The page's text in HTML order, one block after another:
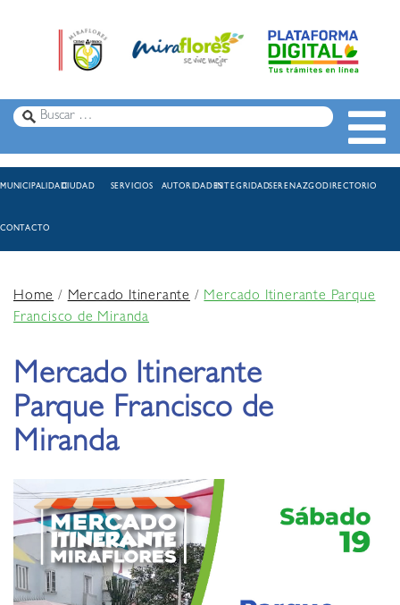
MUNICIPALIDADCIUDAD SERVICIOS AUTORIDADESINTEGRIDADSERENAZGODIRECTORIO
CONTACTO
Home/Mercado Itinerante /Mercado Itinerante Parque
Francisco de Miranda
Mercado Itinerante
Parque Francisco de
Miranda